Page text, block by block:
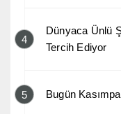
4
Dünyaca Ünlü
Tercih Ediyor
5 Bugün